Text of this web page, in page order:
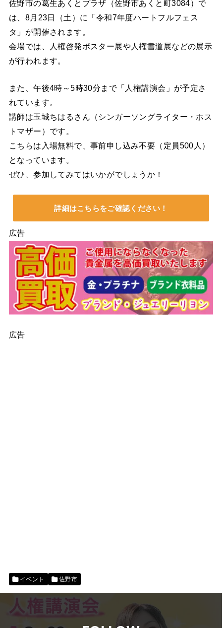
佐野市の葛生あくとプラザ（佐野市あくと町3084）で
は、8月23日（土）に「令和7年度ハートフルフェス
タ」が開催されます。
会場では、人権啓発ポスター展や人権書道展などの展示
が行われます。
また、午後4時～5時30分まで「人権講演会」が予定さ
れています。
講師は玉城ちはるさん（シンガーソングライター・ホス
トマザー）です。
こちらは入場無料で、事前申し込み不要（定員500人）
となっています。
ぜひ、参加してみてはいかがでしょうか！
詳細はこちらをご確認ください！
広告
広告
イベント 佐野市